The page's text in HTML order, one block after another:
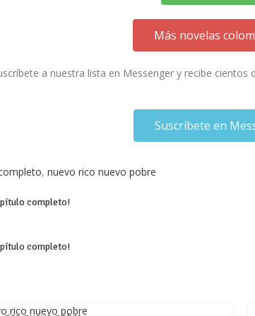
Más novelas
a nuestra lista en Messenger y recibe cientos
Suscríbete en
, nuevo rico nuevo pobre
completo!
completo!